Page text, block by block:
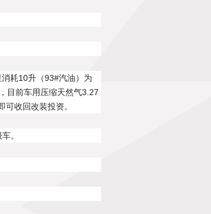
耗10升（93#汽油）为
目前车用压缩天然气3.27
收回改装投资。
。